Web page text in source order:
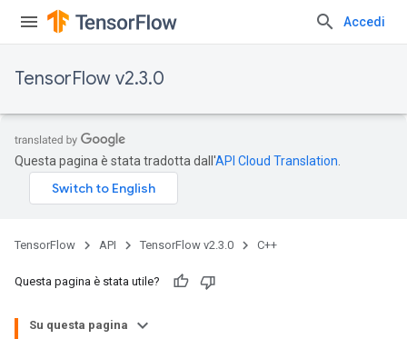
Accedi
TensorFlow v2.3.0
Questa pagina è stata tradotta dall'API Cloud Translation
TensorFlow API TensorFlow v2.3.0 C++
Questa pagina è stata utile?
Su questa pagina